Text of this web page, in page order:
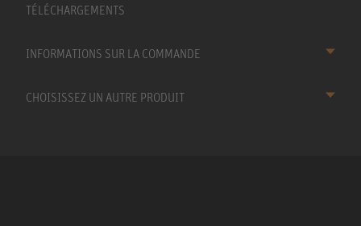
TÉLÉCHARGEMENTS
INFORMATIONS SUR LA COMMANDE
CHOISISSEZ UN AUTRE PRODUIT